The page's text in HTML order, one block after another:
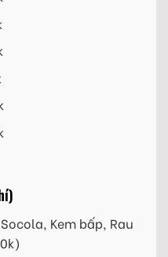
Kem bấp, Rau